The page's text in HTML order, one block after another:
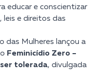
educar e conscientizar
leis e direitos das
das Mulheres lançou a
Feminicídio Zero –
tolerada, divulgada